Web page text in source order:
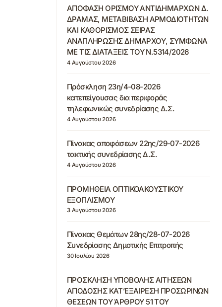
ΑΠΟΦΑΣΗ ΟΡΙΣΜΟΥ ΑΝΤΙΔΗΜΑΡΧΩΝ Δ.
ΔΡΑΜΑΣ, ΜΕΤΑΒΙΒΑΣΗ ΑΡΜΟΔΙΟΤΗΤΩΝ
ΚΑΙ ΚΑΘΟΡΙΣΜΟΣ ΣΕΙΡΑΣ
ΑΝΑΠΛΗΡΩΣΗΣ ΔΗΜΑΡΧΟΥ, ΣΥΜΦΩΝΑ
ΜΕ ΤΙΣ ΔΙΑΤΑΞΕΙΣ ΤΟΥ Ν.5314/2026
4 Αυγούστου 2026
Πρόσκληση 23η/4-08-2026
κατεπείγουσας δια περιφοράς
τηλεφωνικώς συνεδρίασης Δ.Σ.
4 Αυγούστου 2026
Πίνακας αποφάσεων 22ης/29-07-2026
τακτικής συνεδρίασης Δ.Σ.
4 Αυγούστου 2026
ΠΡΟΜΗΘΕΙΑ ΟΠΤΙΚΟΑΚΟΥΣΤΙΚΟΥ
ΕΞΟΠΛΙΣΜΟΥ
3 Αυγούστου 2026
Πίνακας Θεμάτων 28ης/28-07-2026
Συνεδρίασης Δημοτικής Επιτροπής
30 Ιουλίου 2026
ΠΡΟΣΚΛΗΣΗ ΥΠΟΒΟΛΗΣ ΑΙΤΗΣΕΩΝ
ΑΠΟΔΟΣΗΣ ΚΑΤ’ΕΞΑΙΡΕΣΗ ΠΡΟΣΩΡΙΝΩΝ
ΘΕΣΕΩΝ ΤΟΥ ΆΡΘΡΟΥ 51 ΤΟΥ